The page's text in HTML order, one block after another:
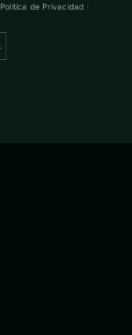
Política de Privacidad ·